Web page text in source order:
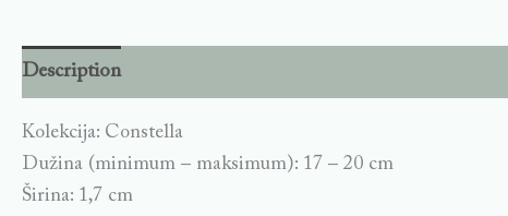
Description
Kolekcija: Constella
Dužina (minimum – maksimum): 17 – 20 cm
Širina: 1,7 cm